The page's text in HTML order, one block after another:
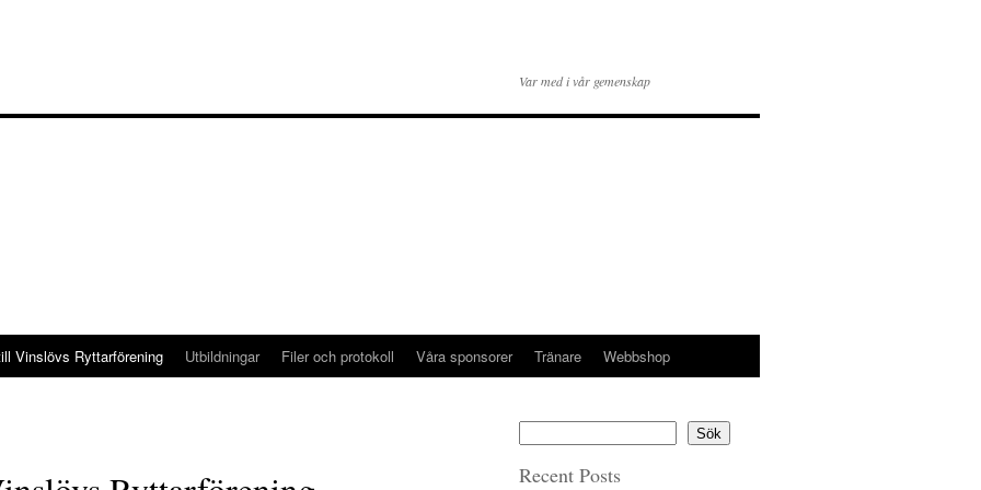
Var med i vår gemenskap
Vinslövs Ryttarförening Utbildningar Filer och protokoll Våra sponsorer Tränare Webbshop
Sök
Recent Posts